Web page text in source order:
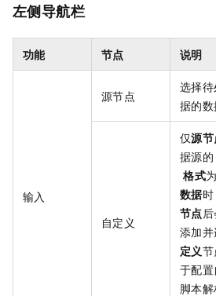
左侧导航栏
功能 节点 说明
输入
源节点
选择
据的数
自定义
仅源
据源的
格式为
数据
节点
添加
定义
于配
脚本